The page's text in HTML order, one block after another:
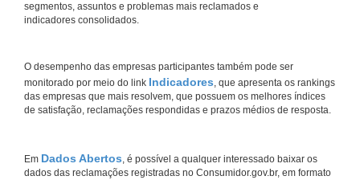
segmentos, assuntos e problemas mais reclamados e
indicadores consolidados.
O desempenho das empresas participantes também pode ser
monitorado por meio do link Indicadores, que apresenta os rankings
das empresas que mais resolvem, que possuem os melhores índices
de satisfação, reclamações respondidas e prazos médios de resposta.
Em Dados Abertos, é possível a qualquer interessado baixar os
dados das reclamações registradas no Consumidor.gov.br, em formato